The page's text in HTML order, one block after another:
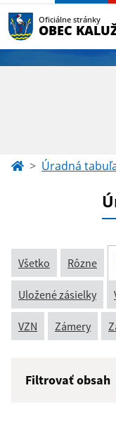
Oficiálne stránky
OBEC
Úradná
Všetko Rôzne
Uložené zásielky
VZN Zámery
Filtrovať obsah